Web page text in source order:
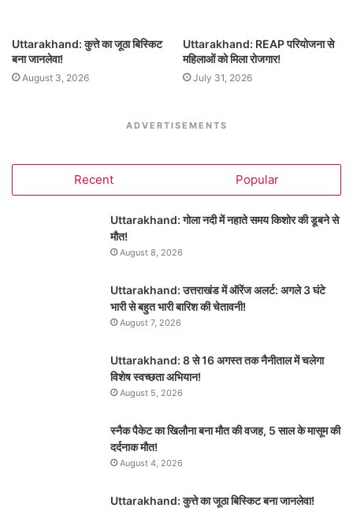
Uttarakhand: कुत्ते का जूठा बिस्किट
बना जानलेवा!
August 3, 2026
Uttarakhand: REAP परियोजना से
महिलाओं को मिला रोजगार!
July 31, 2026
ADVERTISEMENTS
Recent Popular
Uttarakhand: गोला नदी में नहाते समय किशोर की डूबने से
मौत!
August 8, 2026
Uttarakhand: उत्तराखंड में ऑरेंज अलर्ट: अगले 3 घंटे
भारी से बहुत भारी बारिश की चेतावनी!
August 7, 2026
Uttarakhand: 8 से 16 अगस्त तक नैनीताल में चलेगा
विशेष स्वच्छता अभियान!
August 5, 2026
स्नैक पैकेट का खिलौना बना मौत की वजह, 5 साल के मासूम की
दर्दनाक मौत!
August 4, 2026
Uttarakhand: कुत्ते का जूठा बिस्किट बना जानलेवा!